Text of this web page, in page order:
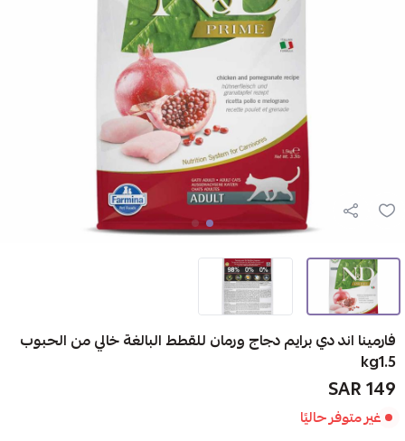
فارمينا اند دي برايم دجاج ورمان للقطط البالغة خالي من الحبوب
kg1.5
149 SAR
غير متوفر حاليًا